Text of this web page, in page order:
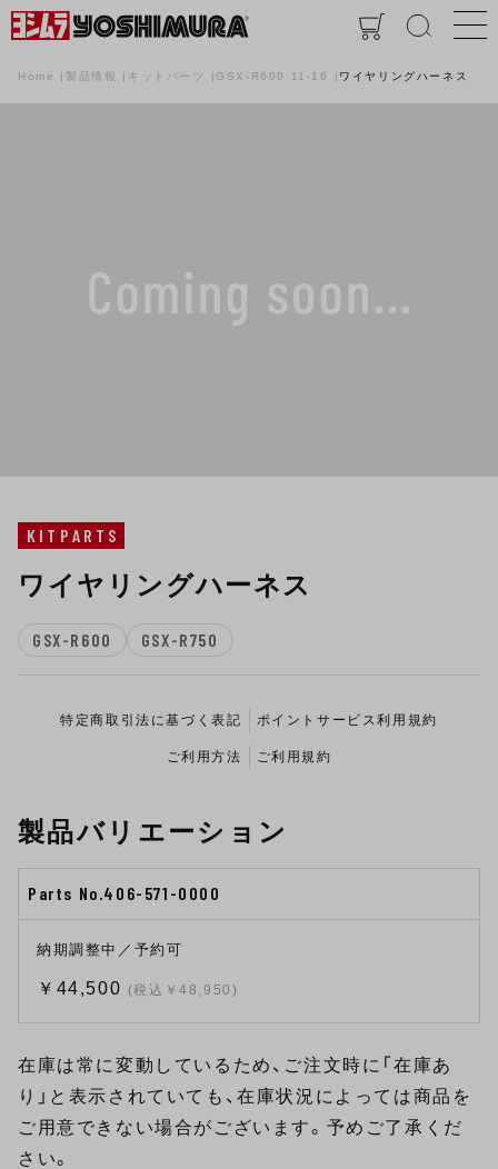
Home 製品情報 キットパーツ GSX-R600 11-16 ワイヤリングハーネス
KITPARTS
ワイヤリングハーネス
GSX-R600 GSX-R750
特定商取引法に基づく表記 ポイントサービス利用規約
ご利用方法 ご利用規約
製品バリエーション
Parts No.406-571-0000
納期調整中／予約可
￥44,500 (税込￥48,950)
在庫は常に変動しているため、ご注文時に「在庫あ
り」と表示されていても、在庫状況によっては商品を
ご用意できない場合がございます。予めご了承くだ
さい。